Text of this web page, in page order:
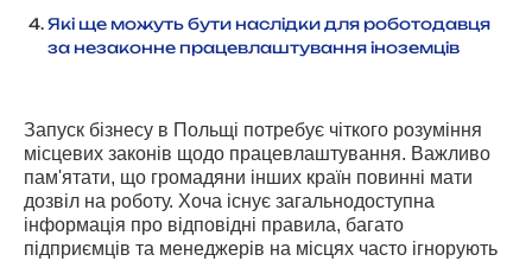
Які ще можуть бути наслідки для роботодавця
за незаконне працевлаштування іноземців
Запуск бізнесу в Польщі потребує чіткого розуміння
місцевих законів щодо працевлаштування. Важливо
пам'ятати, що громадяни інших країн повинні мати
дозвіл на роботу. Хоча існує загальнодоступна
інформація про відповідні правила, багато
підприємців та менеджерів на місцях часто ігнорують